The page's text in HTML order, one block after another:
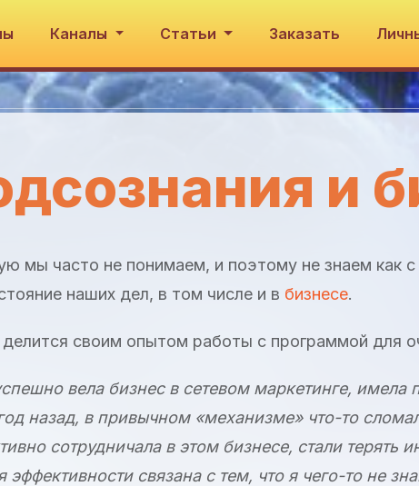
Каналы Статьи Заказать
и
мы часто не понимаем, и поэтому не знаем как с
наших дел, в том числе и в бизнесе.
своим опытом работы с программой для
вела бизнес в сетевом маркетинге, имела
назад, в привычном «механизме» что-то
сотрудничала в этом бизнесе, стали терять
эффективности связана с тем, что я чего-то не